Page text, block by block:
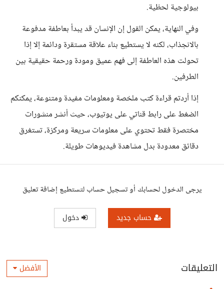
بيولوجية لحظية.
وفي النهاية، يمكن القول إن الإنسان قد يبدأ بعاطفة مدفوعة
بالانجذاب، لكنه لا يستطيع بناء علاقة مستقرة ودائمة إلا إذا
تحولت هذه العاطفة إلى فهم عميق ومودة ورحمة حقيقية بين
الطرفين.
إذا أردتم قراءة كتب ملخصة ومعلومات مفيدة ومتنوعة، يمكنكم
الضغط على رابط قناتي على يوتيوب، حيث أنشر منشورات
مختصرة فقط تحتوي على معلومات سريعة ومركزة، تستغرق
دقائق معدودة بدل مشاهدة فيديوهات طويلة.
يرجى الدخول لحسابك أو تسجيل حساب لتستطيع إضافة تعليق
حساب جديد دخول
التعليقات الأفضل